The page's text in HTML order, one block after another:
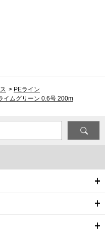
> PEライン
イムグリーン 0.6号 200m